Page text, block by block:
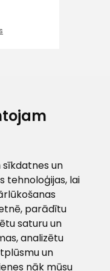
un
tehnoloģijas, lai
parādītu
saturu un
analizētu
un
nāk mūsu
- 3801
(+371) 63 881